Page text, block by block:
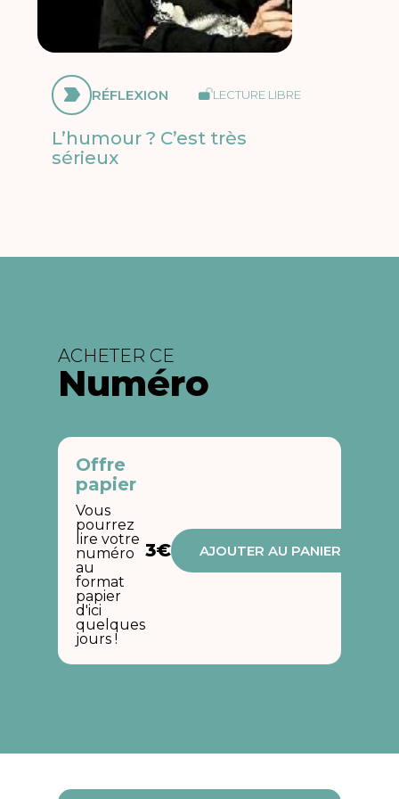
RÉFLEXION LECTURE LIBRE
L’humour ? C’est très
sérieux
ACHETER CE
Numéro
Offre
papier
Vous
pourrez
lire votre
numéro
au
format
papier
d'ici
quelques
jours !
3€ AJOUTER AU PANIER